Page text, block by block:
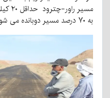
به ۷۰ درصد مسیر دوبانده می شود.